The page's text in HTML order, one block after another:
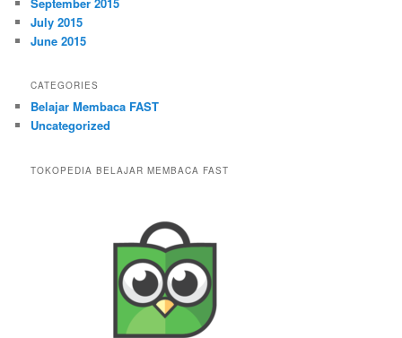
July 2015
June 2015
CATEGORIES
Belajar Membaca FAST
Uncategorized
TOKOPEDIA BELAJAR MEMBACA FAST